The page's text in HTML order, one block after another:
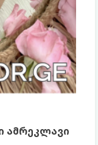
ამრეკლავი